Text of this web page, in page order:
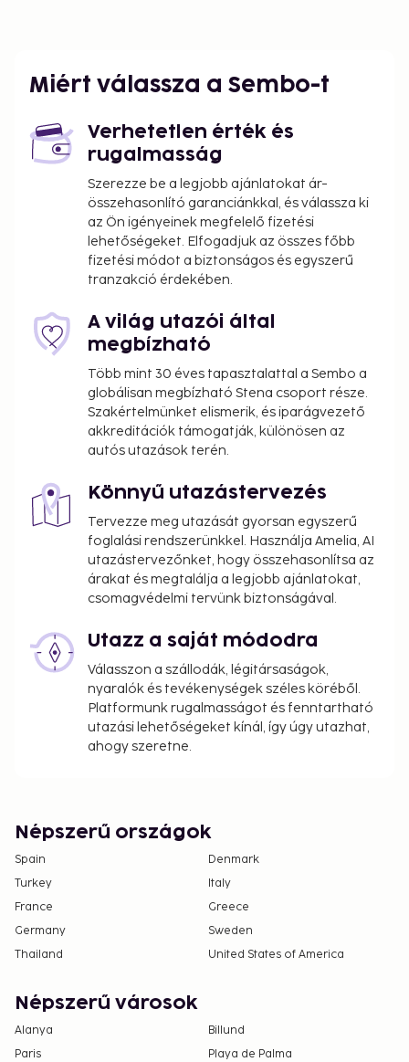
Miért válassza a Sembo-t
Verhetetlen érték és
rugalmasság
Szerezze be a legjobb ajánlatokat ár-
összehasonlító garanciánkkal, és válassza ki
az Ön igényeinek megfelelő fizetési
lehetőségeket. Elfogadjuk az összes főbb
fizetési módot a biztonságos és egyszerű
tranzakció érdekében.
A világ utazói által
megbízható
Több mint 30 éves tapasztalattal a Sembo a
globálisan megbízható Stena csoport része.
Szakértelmünket elismerik, és iparágvezető
akkreditációk támogatják, különösen az
autós utazások terén.
Könnyű utazástervezés
Tervezze meg utazását gyorsan egyszerű
foglalási rendszerünkkel. Használja Amelia, AI
utazástervezőnket, hogy összehasonlítsa az
árakat és megtalálja a legjobb ajánlatokat,
csomagvédelmi tervünk biztonságával.
Utazz a saját módodra
Válasszon a szállodák, légitársaságok,
nyaralók és tevékenységek széles köréből.
Platformunk rugalmasságot és fenntartható
utazási lehetőségeket kínál, így úgy utazhat,
ahogy szeretne.
Népszerű országok
Spain
Denmark
Turkey
Italy
France
Greece
Germany
Sweden
Thailand
United States of America
Népszerű városok
Alanya
Billund
Paris
Playa de Palma